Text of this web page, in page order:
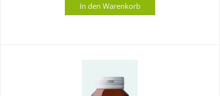
In den Warenkorb